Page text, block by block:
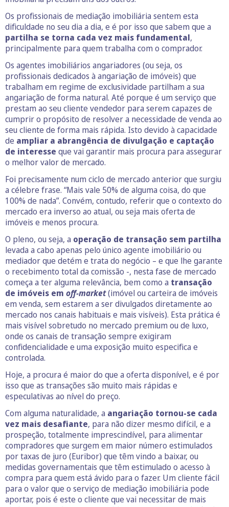
Os profissionais de mediação imobiliária sentem esta
dificuldade no seu dia a dia, e é por isso que sabem que a
partilha se torna cada vez mais fundamental,
principalmente para quem trabalha com o comprador.
Os agentes imobiliários angariadores (ou seja, os
profissionais dedicados à angariação de imóveis) que
trabalham em regime de exclusividade partilham a sua
angariação de forma natural. Até porque é um serviço que
prestam ao seu cliente vendedor para serem capazes de
cumprir o propósito de resolver a necessidade de venda ao
seu cliente de forma mais rápida. Isto devido à capacidade
de ampliar a abrangência de divulgação e captação
de interesse que vai garantir mais procura para assegurar
o melhor valor de mercado.
Foi precisamente num ciclo de mercado anterior que surgiu
a célebre frase. “Mais vale 50% de alguma coisa, do que
100% de nada”. Convém, contudo, referir que o contexto do
mercado era inverso ao atual, ou seja mais oferta de
imóveis e menos procura.
O pleno, ou seja, a operação de transação sem partilha
levada a cabo apenas pelo único agente imobiliário ou
mediador que detém e trata do negócio – e que lhe garante
o recebimento total da comissão -, nesta fase de mercado
começa a ter alguma relevância, bem como a transação
de imóveis em off-market(imóvel ou carteira de imóveis
em venda, sem estarem a ser divulgados diretamente ao
mercado nos canais habituais e mais visíveis). Esta prática é
mais visível sobretudo no mercado premium ou de luxo,
onde os canais de transação sempre exigiram
confidencialidade e uma exposição muito especifica e
controlada.
Hoje, a procura é maior do que a oferta disponível, e é por
isso que as transações são muito mais rápidas e
especulativas ao nível do preço.
Com alguma naturalidade, a angariação tornou-se cada
vez mais desafiante, para não dizer mesmo difícil, e a
prospeção, totalmente imprescindível, para alimentar
compradores que surgem em maior número estimulados
por taxas de juro (Euribor) que têm vindo a baixar, ou
medidas governamentais que têm estimulado o acesso à
compra para quem está ávido para o fazer. Um cliente fácil
para o valor que o serviço de mediação imobiliária pode
aportar, pois é este o cliente que vai necessitar de mais